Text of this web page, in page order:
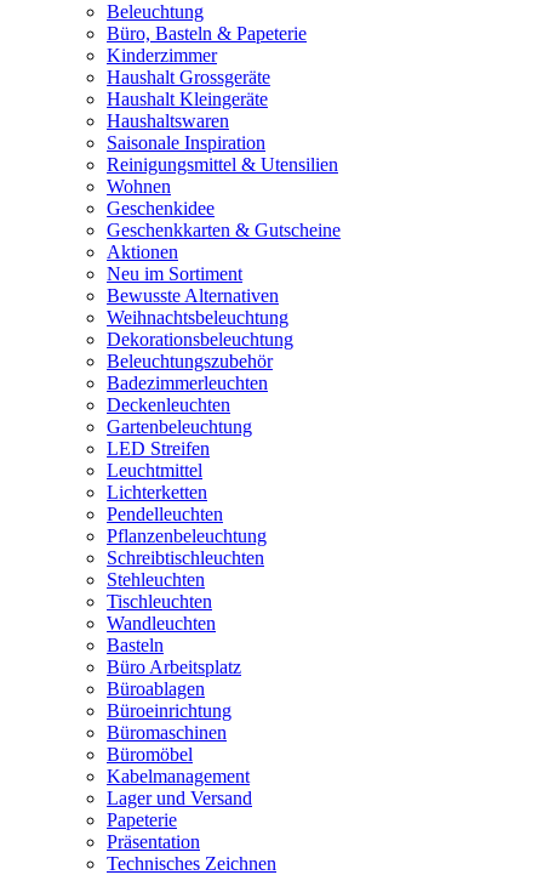
Beleuchtung
Büro, Basteln & Papeterie
Kinderzimmer
Haushalt Grossgeräte
Haushalt Kleingeräte
Haushaltswaren
Saisonale Inspiration
Reinigungsmittel & Utensilien
Wohnen
Geschenkidee
Geschenkkarten & Gutscheine
Aktionen
Neu im Sortiment
Bewusste Alternativen
Weihnachtsbeleuchtung
Dekorationsbeleuchtung
Beleuchtungszubehör
Badezimmerleuchten
Deckenleuchten
Gartenbeleuchtung
LED Streifen
Leuchtmittel
Lichterketten
Pendelleuchten
Pflanzenbeleuchtung
Schreibtischleuchten
Stehleuchten
Tischleuchten
Wandleuchten
Basteln
Büro Arbeitsplatz
Büroablagen
Büroeinrichtung
Büromaschinen
Büromöbel
Kabelmanagement
Lager und Versand
Papeterie
Präsentation
Technisches Zeichnen